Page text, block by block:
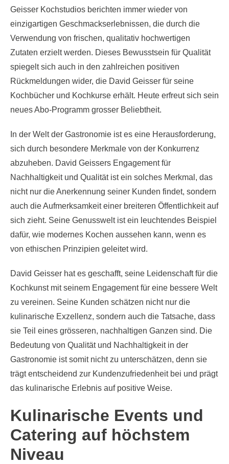
Geisser Kochstudios berichten immer wieder von
einzigartigen Geschmackserlebnissen, die durch die
Verwendung von frischen, qualitativ hochwertigen
Zutaten erzielt werden. Dieses Bewusstsein für Qualität
spiegelt sich auch in den zahlreichen positiven
Rückmeldungen wider, die David Geisser für seine
Kochbücher und Kochkurse erhält. Heute erfreut sich sein
neues Abo-Programm grosser Beliebtheit.
In der Welt der Gastronomie ist es eine Herausforderung,
sich durch besondere Merkmale von der Konkurrenz
abzuheben. David Geissers Engagement für
Nachhaltigkeit und Qualität ist ein solches Merkmal, das
nicht nur die Anerkennung seiner Kunden findet, sondern
auch die Aufmerksamkeit einer breiteren Öffentlichkeit auf
sich zieht. Seine Genusswelt ist ein leuchtendes Beispiel
dafür, wie modernes Kochen aussehen kann, wenn es
von ethischen Prinzipien geleitet wird.
David Geisser hat es geschafft, seine Leidenschaft für die
Kochkunst mit seinem Engagement für eine bessere Welt
zu vereinen. Seine Kunden schätzen nicht nur die
kulinarische Exzellenz, sondern auch die Tatsache, dass
sie Teil eines grösseren, nachhaltigen Ganzen sind. Die
Bedeutung von Qualität und Nachhaltigkeit in der
Gastronomie ist somit nicht zu unterschätzen, denn sie
trägt entscheidend zur Kundenzufriedenheit bei und prägt
das kulinarische Erlebnis auf positive Weise.
Kulinarische Events und
Catering auf höchstem
Niveau